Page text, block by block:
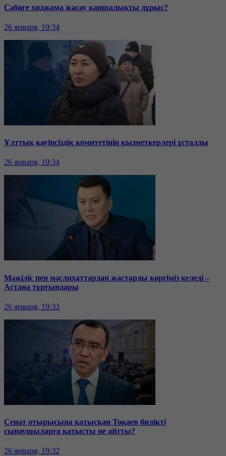
Сәбиге хиджама жасау қаншалықты дұрыс?
26 января, 19:34
Ұлттық қауіпсіздік комитетінің қызметкерлері ұсталды
26 января, 19:34
Мәжіліс пен мәслихаттардан жастарды көргіміз келеді –
Астана тұрғындары
26 января, 19:33
Сенат отырысына қатысқан Тоқаев билікті
сынаушыларға қатысты не айтты?
26 января, 19:32